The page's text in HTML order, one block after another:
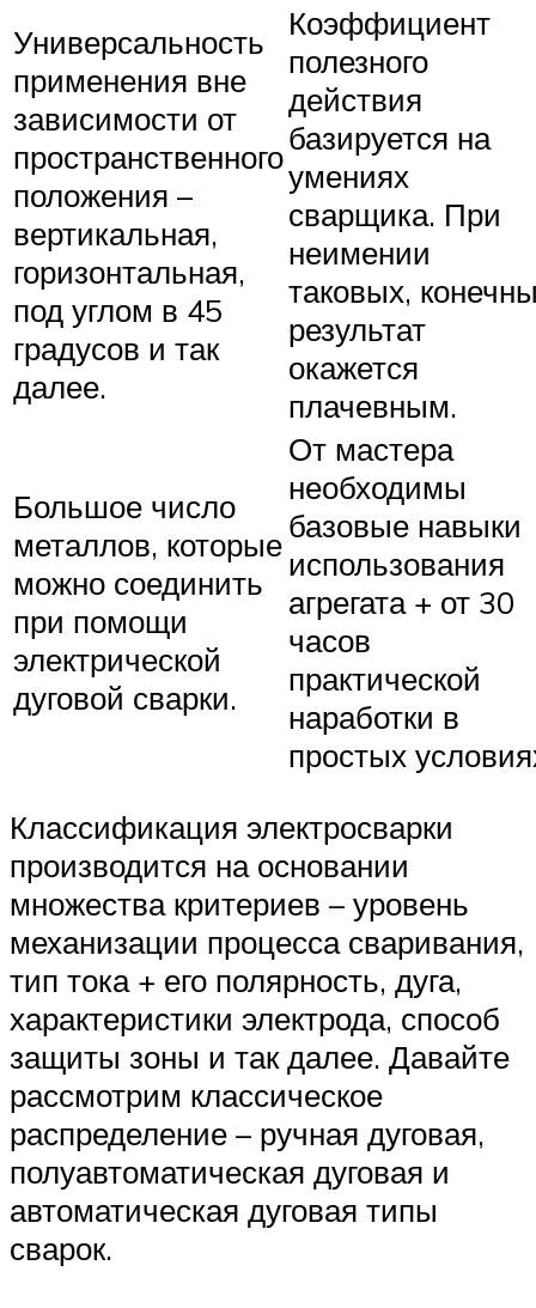
Универсальность
применения вне
зависимости от
пространственного
положения –
вертикальная,
горизонтальная,
под углом в 45
градусов и так
далее.
Коэффициент
полезного
действия
базируется на
умениях
сварщика. При
неимении
таковых,
результат
окажется
плачевным.
Большое число
металлов, которые
можно соединить
при помощи
электрической
дуговой сварки.
От мастера
необходимы
базовые навыки
использования
агрегата + от 30
часов
практической
наработки в
простых
Классификация электросварки
производится на основании
множества критериев – уровень
механизации процесса сваривания,
тип тока + его полярность, дуга,
характеристики электрода, способ
защиты зоны и так далее. Давайте
рассмотрим классическое
распределение – ручная дуговая,
полуавтоматическая дуговая и
автоматическая дуговая типы
сварок.